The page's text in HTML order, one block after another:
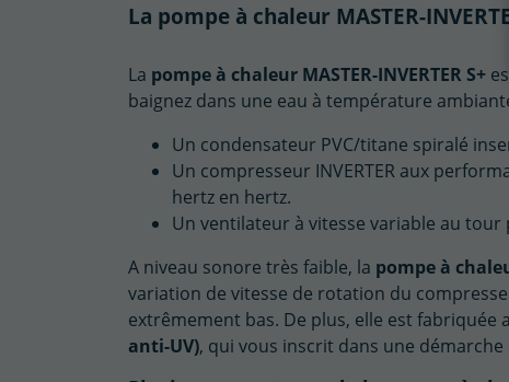
La pompe à chaleur MASTER-
La pompe à chaleur MASTER-INVERTER S+
baignez dans une eau à température
Un condensateur PVC/titane spiralé
Un compresseur INVERTER aux
hertz en hertz.
Un ventilateur à vitesse variable au
A niveau sonore très faible, la pompe à
variation de vitesse de rotation du
extrêmement bas. De plus, elle est fabriquée
anti-UV), qui vous inscrit dans une